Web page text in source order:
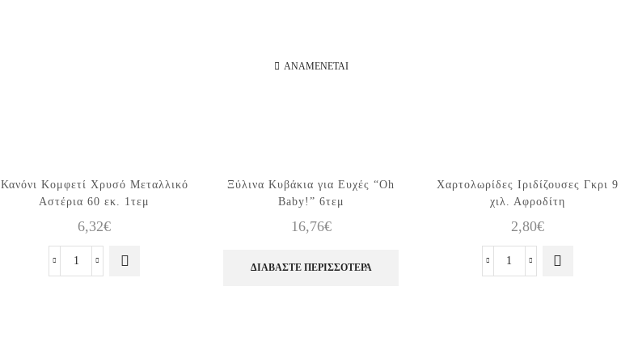
Κανόνι Κομφετί Χρυσό Μεταλλικό
Αστέρια 60 εκ. 1τεμ
6,32€
Κανόνι
ΑΝΑΜΈΝΕΤΑΙ
Ξύλινα Κυβάκια για Ευχές “Oh
Baby!” 6τεμ
16,76€
ΔΙΑΒΆΣΤΕ ΠΕΡΙΣΣΌΤΕΡΑ
Χαρτολωρίδες Ιριδίζουσες Γκρι 9
χιλ. Αφροδίτη
2,80€
Χαρτολωρίδες